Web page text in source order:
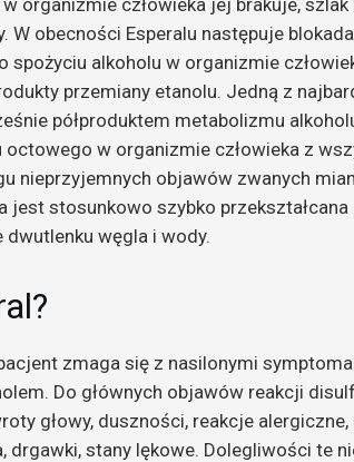
organizmie człowieka jej brakuje,
W obecności Esperalu następuje
spożyciu alkoholu w organizmie
przemiany etanolu. Jedną z
półproduktem metabolizmu
octowego w organizmie człowieka z
nieprzyjemnych objawów zwanych
jest stosunkowo szybko
węgla i wody.
zmaga się z nasilonymi
Do głównych objawów reakcji
głowy, duszności, reakcje
drgawki, stany lękowe. Dolegliwości te